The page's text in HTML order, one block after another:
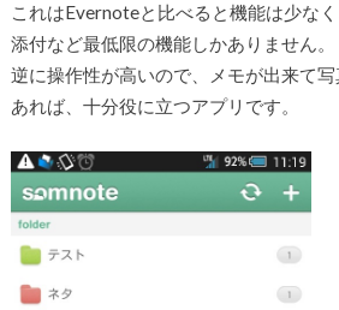
これはEvernoteと比べると機能は少な
添付など最低限の機能しかありません。
逆に操作性が高いので、メモが出来て
あれば、十分役に立つアプリです。